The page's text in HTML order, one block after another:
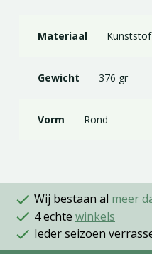
Materiaal Kunststof
Gewicht 376 gr
Vorm Rond
Wij bestaan al meer
4 echte winkels
Ieder seizoen